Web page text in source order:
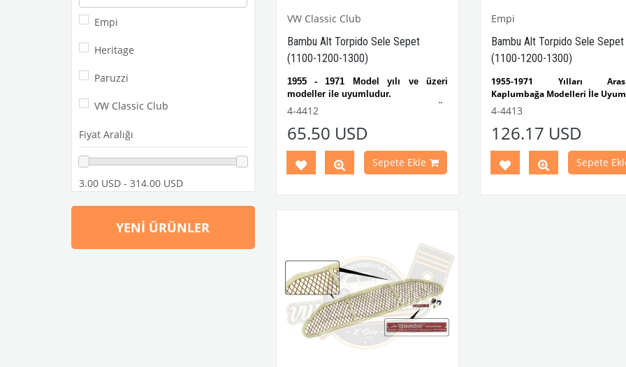
1952-57 Tesisat Kapağı
1952-57 Vites Kolu ve Topuzu
Empi
Heritage
Paruzzi
VW Classic Club
Fiyat Aralığı
3.00 USD - 314.00 USD
YENI ÜRÜNLER
VW Classic Club
Bambu Alt Torpido Sele Sepet
(1100-1200-1300)
1955 - 1971 Model yılı ve üzeri
modeller ile uyumludur.
1100 - 1200 - 1300 Kaplumbağa
111857110A/ 00-4870-0 JP
Group No.8189815108
4-4412
65.50 USD
Sepete Ekle
Empi
Bambu Alt Torpido Sele Sepet
(1100-1200-1300)
1955-1971 Yılları
Kaplumbağa Modelleri İle
1100-1200-1300-1200 STD
111857110A / 00-4870-0
4-4413
126.17 USD
Sepete